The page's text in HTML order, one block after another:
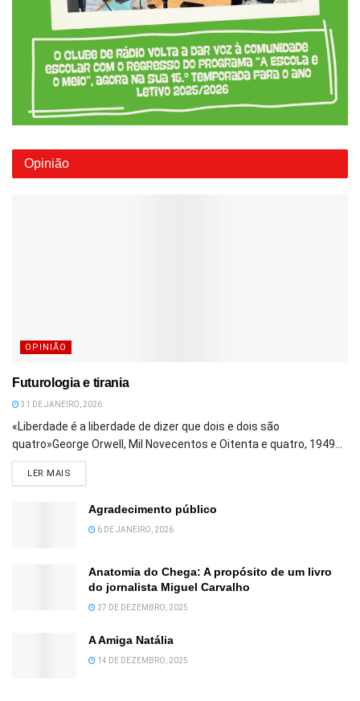
Opinião
OPINIÃO
Futurologia e tirania
31 DE JANEIRO, 2026
«Liberdade é a liberdade de dizer que dois e dois são
quatro»George Orwell, Mil Novecentos e Oitenta e quatro, 1949...
LER MAIS
Agradecimento público
6 DE JANEIRO, 2026
Anatomia do Chega: A propósito de um livro
do jornalista Miguel Carvalho
27 DE DEZEMBRO, 2025
A Amiga Natália
14 DE DEZEMBRO, 2025